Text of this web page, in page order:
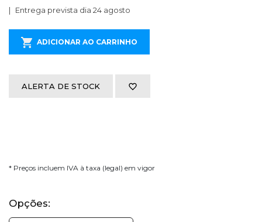
Entrega prevista dia 24 agosto
ADICIONAR AO CARRINHO
ALERTA DE STOCK
* Preços incluem IVA à taxa (legal) em vigor
Opções: